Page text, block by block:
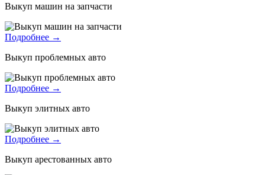
Выкуп машин на запчасти
Подробнее →
Выкуп проблемных авто
Подробнее →
Выкуп элитных авто
Подробнее →
Выкуп арестованных авто